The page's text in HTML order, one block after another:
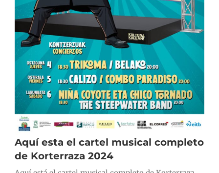
Aquí esta el cartel musical completo
de Korterraza 2024